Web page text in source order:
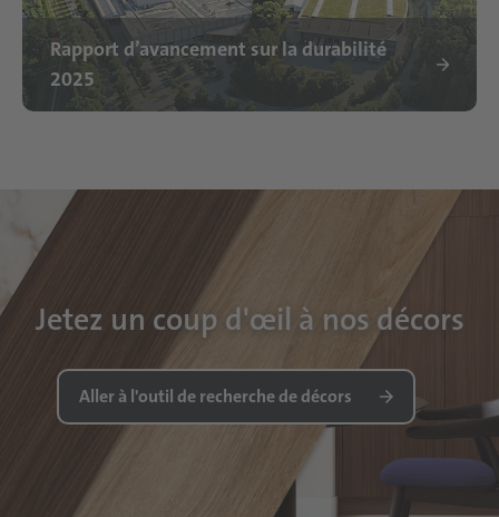
Rapport d’avancement sur la durabilité
2025
Jetez un coup d'œil à nos décors
Aller à l'outil de recherche de décors